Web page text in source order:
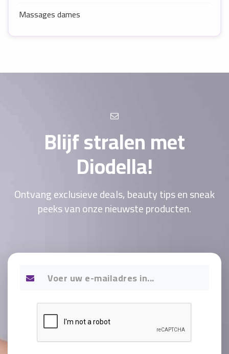
Massages dames
Blijf stralen met
Diodella!
Ontvang exclusieve deals, beauty tips en sneak
peeks van onze nieuwste producten.